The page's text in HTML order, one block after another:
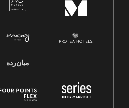
میان‌رده